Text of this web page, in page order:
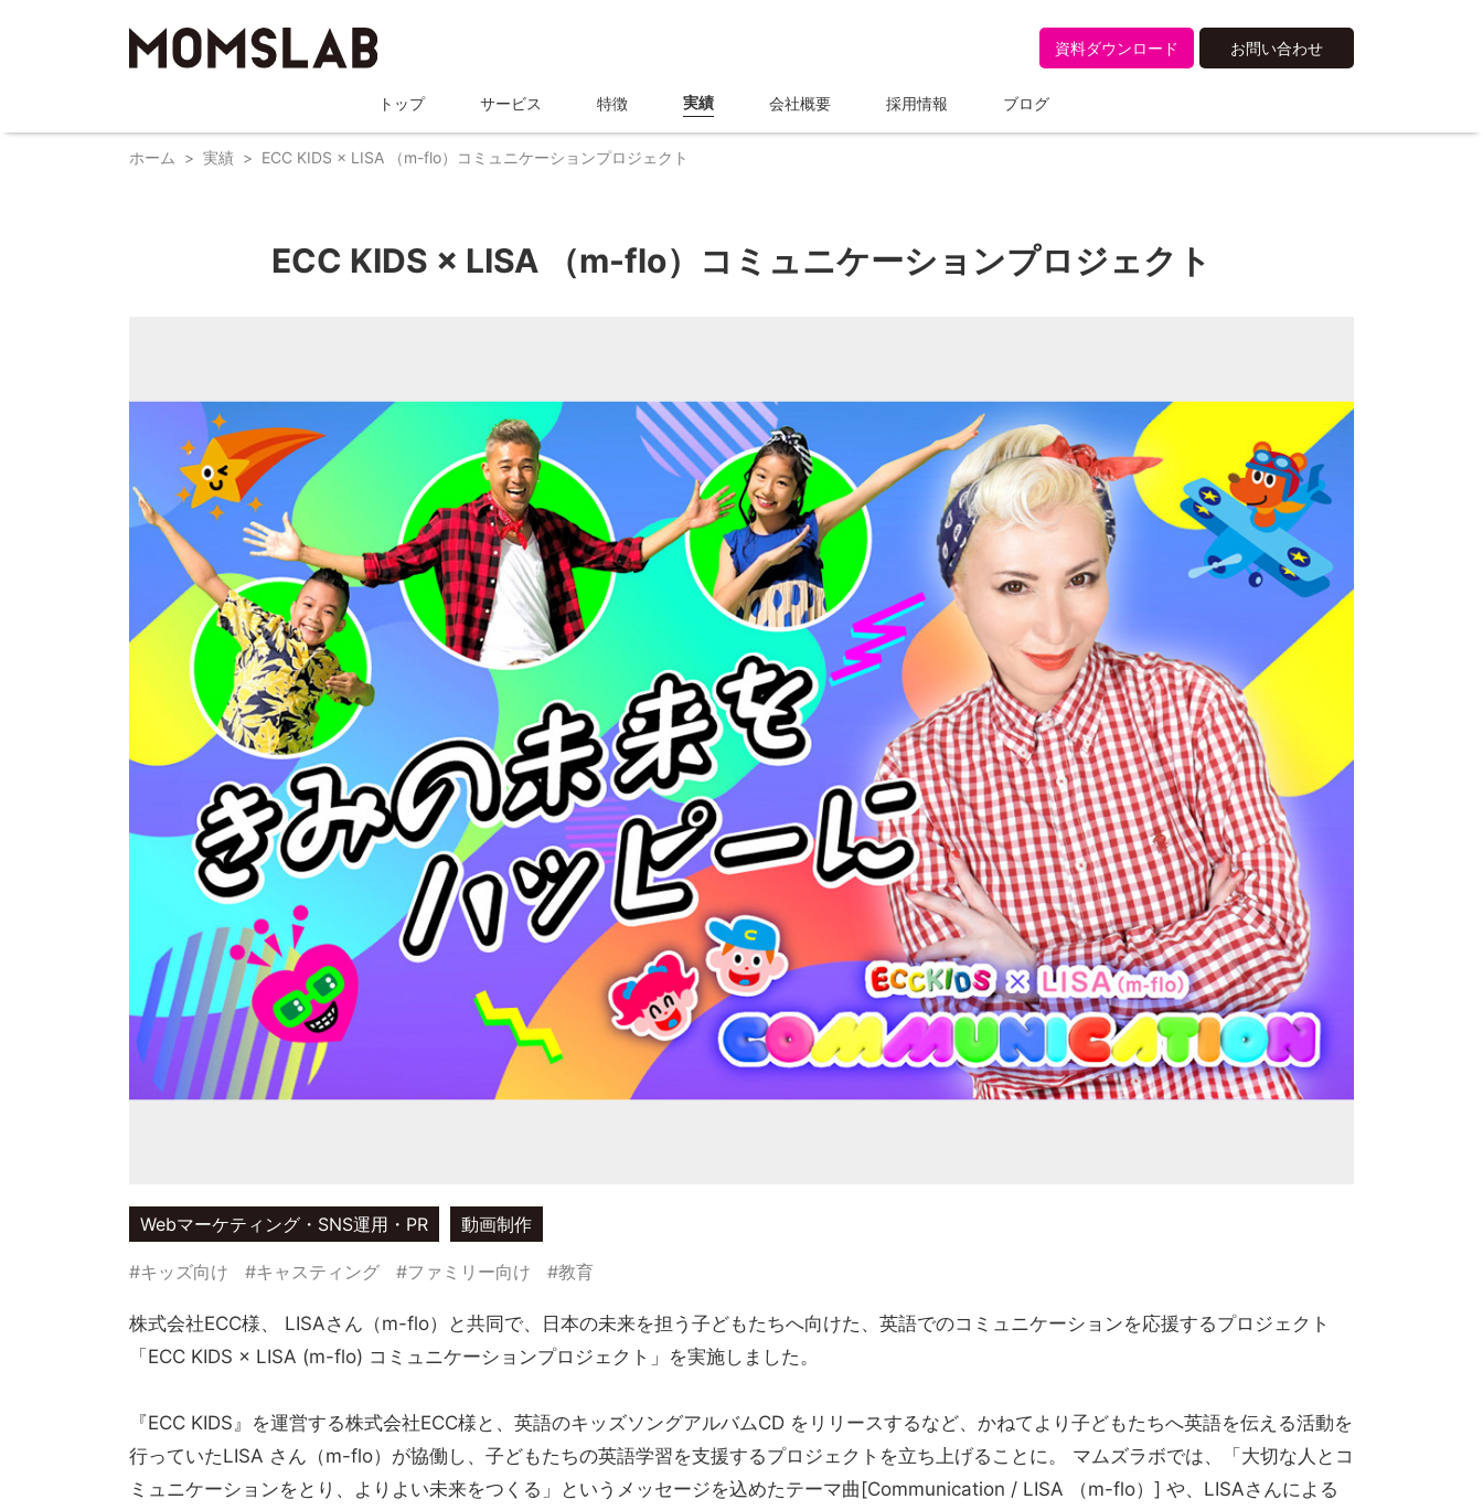
資料ダウンロード お問い合わせ
トップ サービス 特徴 実績 会社概要 採用情報 ブログ
ホーム 実績 ECC KIDS × LISA （m-flo）コミュニケーションプロジェクト
ECC KIDS × LISA （m-flo）コミュニケーションプロジェクト
Webマーケティング・SNS運用・PR 動画制作
#キッズ向け #キャスティング #ファミリー向け #教育
株式会社ECC様、 LISAさん（m-flo）と共同で、日本の未来を担う子どもたちへ向けた、英語でのコミュニケーションを応援するプロジェクト
「ECC KIDS × LISA (m-flo) コミュニケーションプロジェクト」を実施しました。
『ECC KIDS』を運営する株式会社ECC様と、英語のキッズソングアルバムCD をリリースするなど、かねてより子どもたちへ英語を伝える活動を
行っていたLISA さん（m-flo）が協働し、子どもたちの英語学習を支援するプロジェクトを立ち上げることに。 マムズラボでは、「大切な人とコ
ミュニケーションをとり、よりよい未来をつくる」というメッセージを込めたテーマ曲[Communication / LISA （m-flo）] や、LISAさんによる